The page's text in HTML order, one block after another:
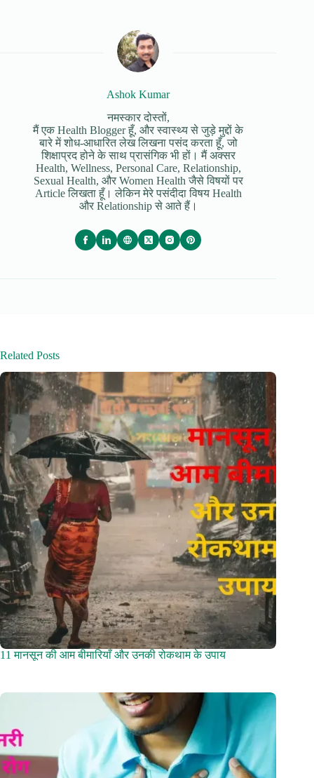
Ashok Kumar
नमस्कार दोस्तों,
मैं एक Health Blogger हूँ, और स्वास्थ्य से जुड़े मुद्दों के
बारे में शोध-आधारित लेख लिखना पसंद करता हूँ, जो
शिक्षाप्रद होने के साथ प्रासंगिक भी हों। मैं अक्सर
Health, Wellness, Personal Care, Relationship,
Sexual Health, और Women Health जैसे विषयों पर
Article लिखता हूँ। लेकिन मेरे पसंदीदा विषय Health
और Relationship से आते हैं।
Related Posts
11 मानसून की आम बीमारियाँ और उनकी रोकथाम के उपाय